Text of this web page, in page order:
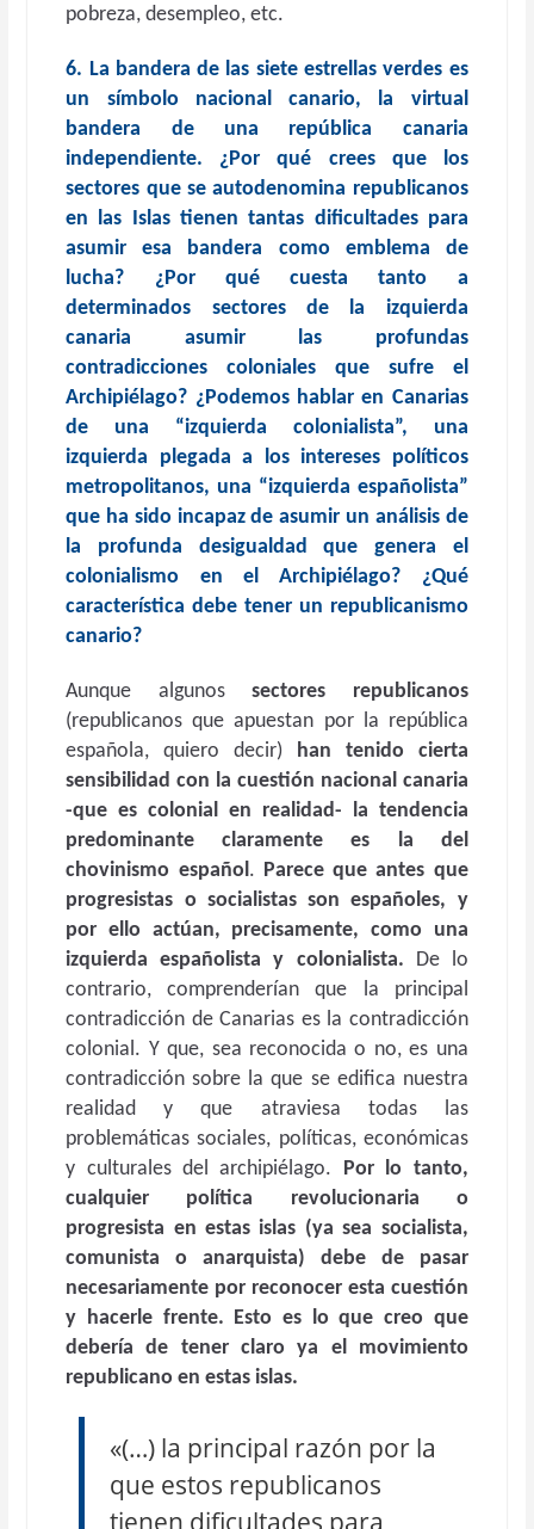
pobreza, desempleo, etc.
6. La bandera de las siete estrellas verdes es
un símbolo nacional canario, la virtual
bandera de una república canaria
independiente. ¿Por qué crees que los
sectores que se autodenomina republicanos
en las Islas tienen tantas dificultades para
asumir esa bandera como emblema de
lucha? ¿Por qué cuesta tanto a
determinados sectores de la izquierda
canaria asumir las profundas
contradicciones coloniales que sufre el
Archipiélago? ¿Podemos hablar en Canarias
de una “izquierda colonialista”, una
izquierda plegada a los intereses políticos
metropolitanos, una “izquierda españolista”
que ha sido incapaz de asumir un análisis de
la profunda desigualdad que genera el
colonialismo en el Archipiélago? ¿Qué
característica debe tener un republicanismo
canario?
Aunque algunossectores republicanos
(republicanos que apuestan por la república
española, quiero decir) han tenido cierta
sensibilidad con la cuestión nacional canaria
-que es colonial en realidad- la tendencia
predominante claramente es la del
chovinismo español. Parece que antes que
progresistas o socialistas son españoles, y
por ello actúan, precisamente, como una
izquierda españolista y colonialista. De lo
contrario, comprenderían que la principal
contradicción de Canarias es la contradicción
colonial. Y que, sea reconocida o no, es una
contradicción sobre la que se edifica nuestra
realidad y que atraviesa todas las
problemáticas sociales, políticas, económicas
y culturales del archipiélago. Por lo tanto,
cualquier política revolucionaria o
progresista en estas islas (ya sea socialista,
comunista o anarquista) debe de pasar
necesariamente por reconocer esta cuestión
y hacerle frente. Esto es lo que creo que
debería de tener claro ya el movimiento
republicano en estas islas.
«(…) la principal razón por la
que estos republicanos
tienen dificultades para